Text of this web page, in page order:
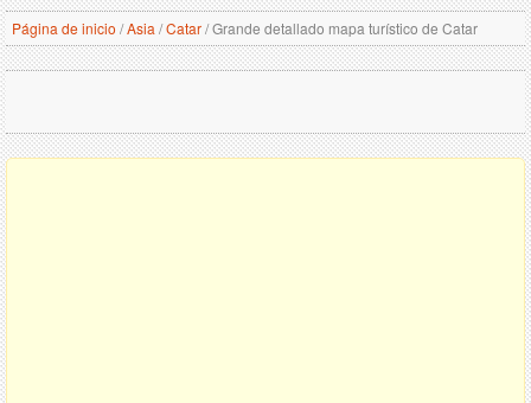
Página de inicio /Asia /Catar/Grande detallado mapa turístico de Catar